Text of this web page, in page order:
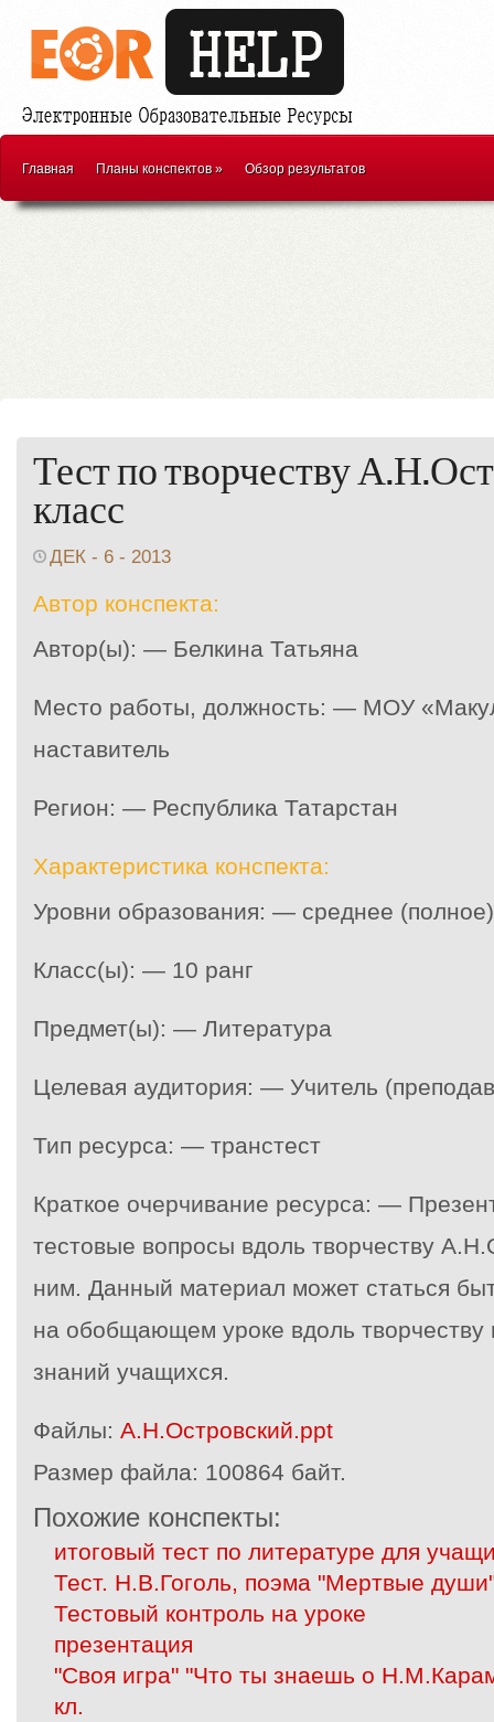
Главная Планы конспектов» Обзор результатов
Тест по творчеству
класс
ДЕК - 6 - 2013
Автор конспекта:
Автор(ы): — Белкина Татьяна
Место работы, должность: — МОУ
наставитель
Регион: — Республика Татарстан
Характеристика конспекта:
Уровни образования: — среднее
Класс(ы): — 10 ранг
Предмет(ы): — Литература
Целевая аудитория: — Учитель
Тип ресурса: — транстест
Краткое очерчивание ресурса: —
тестовые вопросы вдоль творчеству
ним. Данный материал может статься
на обобщающем уроке вдоль творчеству
знаний учащихся.
Файлы: А.Н.Островский.ppt
Размер файла: 100864 байт.
Похожие конспекты:
итоговый тест по литературе для
Тест. Н.В.Гоголь, поэма "Мертвые
Тестовый контроль на уроке
презентация
"Своя игра" "Что ты знаешь о
кл.